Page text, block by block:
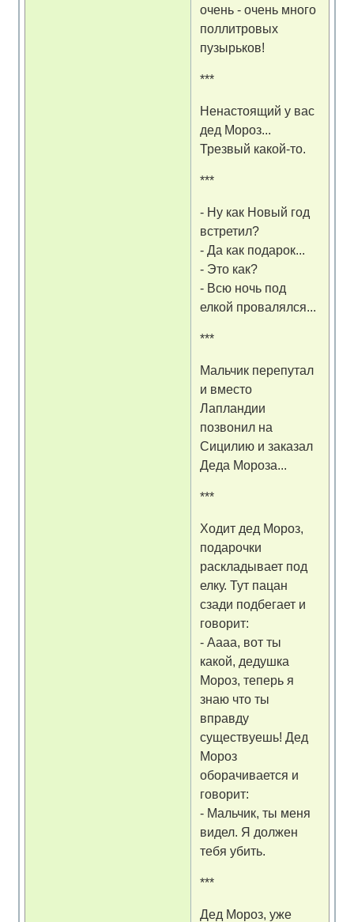
очень - очень много
поллитровых
пузырьков!
***
Ненастоящий у вас
дед Мороз...
Трезвый какой-то.
***
- Ну как Новый год
встретил?
- Да как подарок...
- Это как?
- Всю ночь под
елкой провалялся...
***
Мальчик перепутал
и вместо
Лапландии
позвонил на
Сицилию и заказал
Деда Мороза...
***
Ходит дед Мороз,
подарочки
раскладывает под
елку. Тут пацан
сзади подбегает и
говорит:
- Аааа, вот ты
какой, дедушка
Мороз, теперь я
знаю что ты
вправду
существуешь! Дед
Мороз
оборачивается и
говорит:
- Мальчик, ты меня
видел. Я должен
тебя убить.
***
Дед Мороз, уже